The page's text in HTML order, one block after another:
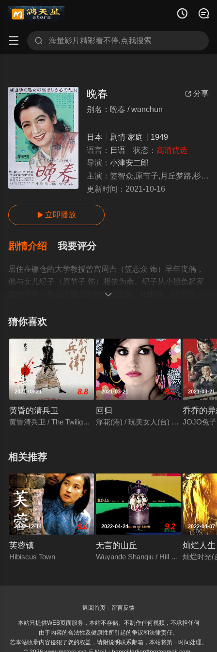
 
 
 分享
晩春
别名：晩春 / wanchun
日本 剧情 家庭
1949
语言： 日语 状态： 高清优选
导演： 小津安二郎
主演： 笠智众,原节子,月丘梦路,杉村春子,青木放屁,宇佐美淳
更新时间： 2021-10-16
 立即播放
剧情介绍 我要评分
居住在镰仓的大学教授曾宫周吉（笠志众 饰）早年丧偶，
他与女儿纪子（原节子 饰）相依为命。纪子从小担负起家
庭的重担，悉心照顾父亲的生活起居。转眼间，纪子已二
友（月丘梦路 饰）都很关心她的婚事，然而她却因为对父
不久姑姑为周吉介绍一名独身女子三轮秋子（三宅
邦子 饰），周吉欣然同意。得知此事的纪子心中感到无限
的怅然…… 本片为
当年日本《电影旬报》评选十佳电影第一名。

猜你喜欢
2021-03-21 8.8
黄昏的清兵卫
黄昏清兵卫 / The Twilight Samurai
2021-03-21 8.1
回归
浮花(港) / 玩美女人(台) / To Return
2021-03-21
乔乔的
JOJO兔子
相关推荐
2022-12-14 9.0
芙蓉镇
Hibiscus Town
2022-04-24 9.2
无言的山丘
Wuyande Shanqiu / Hill of No Return
2022-04-07
灿烂人生
灿烂时光(
返回首页 留言反馈
本站只提供WEB页面服务，本站不存储、不制作任何视频，不承担任何
由于内容的合法性及健康性所引起的争议和法律责任。
若本站收录内容侵犯了您的权益，请附说明联系邮箱，本站将第一时间处理。